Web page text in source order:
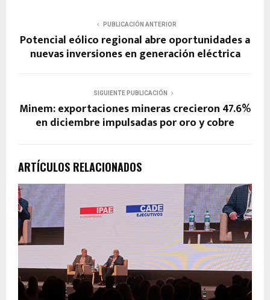
PUBLICACIÓN ANTERIOR
Potencial eólico regional abre oportunidades a
nuevas inversiones en generación eléctrica
SIGUIENTE PUBLICACIÓN
Minem: exportaciones mineras crecieron 47.6%
en diciembre impulsadas por oro y cobre
ARTÍCULOS RELACIONADOS